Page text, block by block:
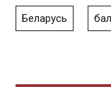
Беларусь